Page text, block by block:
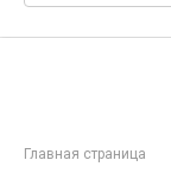
Главная страница